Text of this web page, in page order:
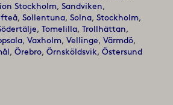
Stockholm Sandviken
Sollentuna Solna Stockholm
Tomelilla Trollhättan
Vaxholm Vellinge Värmdö
Örebro Örnsköldsvik Östersund